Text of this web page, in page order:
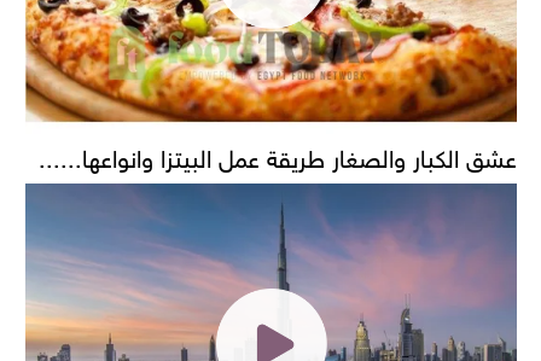
عشق الكبار والصغار طريقة عمل البيتزا وانواعها......